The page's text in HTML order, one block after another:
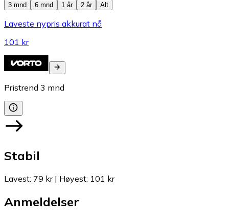
3 mnd
6 mnd 1 år 2 år Alt
Laveste nypris akkurat nå
101 kr
Pristrend 3 mnd
Stabil
Lavest: 79 kr| Høyest: 101 kr
Anmeldelser